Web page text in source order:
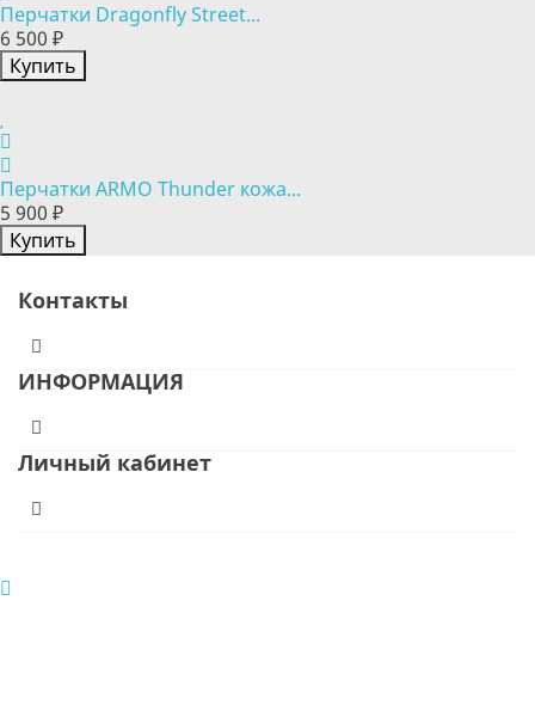
Перчатки Dragonfly Street...
6 500 ₽
Купить
Перчатки ARMO Thunder кожа...
5 900 ₽
Купить
Контакты
ИНФОРМАЦИЯ
Личный кабинет